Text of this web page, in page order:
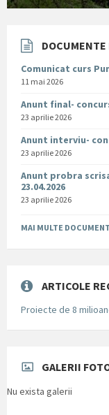
DOCUMENTE
Comunicat curs
11 mai 2026
Anunt final-
23 aprilie 2026
Anunt interviu-
23 aprilie 2026
Anunt probra
23.04.2026
23 aprilie 2026
MAI MULTE
ARTICOLE
Proiecte de 8
GALERII
Nu exista galerii